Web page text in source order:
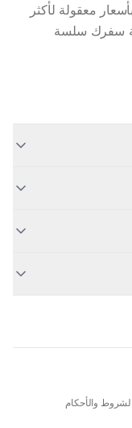
يوفر esimfo الوصول إلى بطاقات eSIM بأسعار معقولة لأكثر
سفرك سلسة
والأحكام